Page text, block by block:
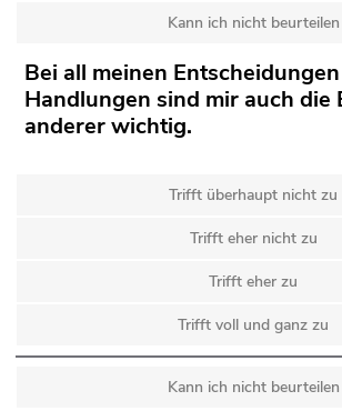
Kann ich nicht beurteilen
Bei all meinen
Handlungen sind mir auch die
anderer wichtig.
Trifft überhaupt nicht zu
Trifft eher nicht zu
Trifft eher zu
Trifft voll und ganz zu
Kann ich nicht beurteilen